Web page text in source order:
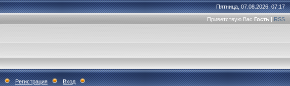
Пятница, 07.08.2026, 07:17
Приветствую Вас Гость | RSS
Регистрация Вход